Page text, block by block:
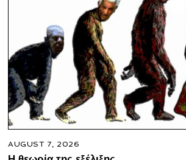
AUGUST 7, 2026